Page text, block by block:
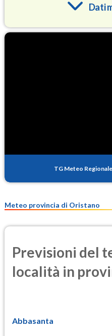
Dati
PM25
TG Meteo Regionale
Meteo provincia di Oristano
Previsioni del
località in
Abbasanta